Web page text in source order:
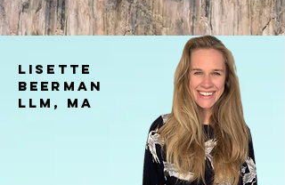
LISETTE
BEERMAn
LLM, MA